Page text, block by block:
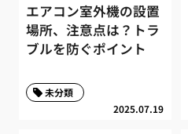
エアコン室外機の設置
場所、注意点は？トラ
ブルを防ぐポイント
2025.07.19
未分類